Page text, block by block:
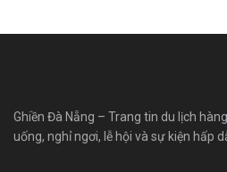
Ghiền Đà Nẵng – Trang tin du lịch
uống, nghỉ ngơi, lễ hội và sự kiện hấp